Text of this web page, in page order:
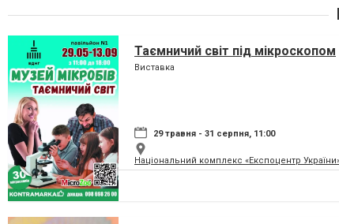
Таємничий світ під мікроскопом
Виставка
29 травня - 31 серпня, 11:00
Національний комплекс «Експоцентр